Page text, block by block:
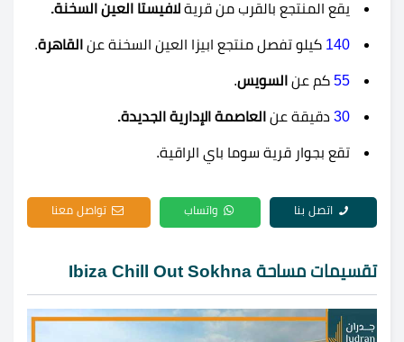
يقع المنتجع بالقرب من قرية لافيستا العين السخنة.
140 كيلو تفصل منتجع ابيزا العين السخنة عن القاهرة.
55 كم عن السويس.
30 دقيقة عن العاصمة الإدارية الجديدة.
تقع بجوار قرية سوما باي الراقية.
اتصل بنا واتساب تواصل معنا
تقسيمات مساحة Ibiza Chill Out Sokhna